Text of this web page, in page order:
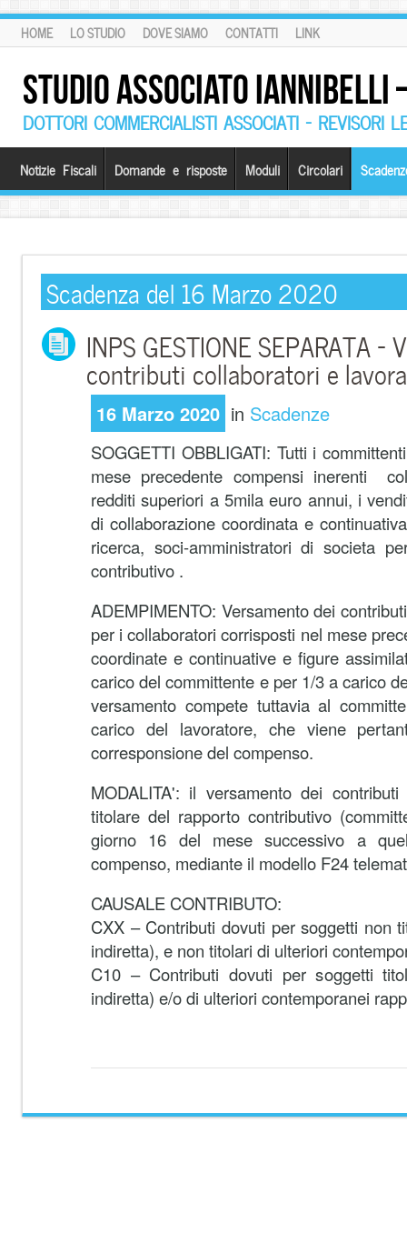
HOME LO STUDIO DOVE SIAMO CONTATTI LINK
STUDIO ASSOCIATO
DOTTORI COMMERCIALISTI ASSOCIATI – REVISORI
Notizie Fiscali Domande e risposte Moduli Circolari
Scadenza del 16 Marzo 2020
INPS GESTIONE SEPARATA –
contributi collaboratori e
16 Marzo 2020 in Scadenze
SOGGETTI OBBLIGATI: Tutti i
mese precedente compensi inerenti
redditi superiori a 5mila euro annui, i
di collaborazione coordinata e
ricerca, soci-amministratori di societa
contributivo .
ADEMPIMENTO: Versamento dei
per i collaboratori corrisposti nel mese
coordinate e continuative e figure
carico del committente e per 1/3 a carico
versamento compete tuttavia al
carico del lavoratore, che viene
corresponsione del compenso.
MODALITA': il versamento dei
titolare del rapporto contributivo
giorno 16 del mese successivo a
compenso, mediante il modello F24
CAUSALE CONTRIBUTO:
CXX – Contributi dovuti per soggetti non
indiretta), e non titolari di ulteriori
C10 – Contributi dovuti per soggetti
indiretta) e/o di ulteriori contemporanei